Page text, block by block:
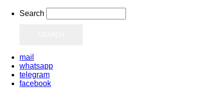
Search
mail
whatsapp
telegram
facebook